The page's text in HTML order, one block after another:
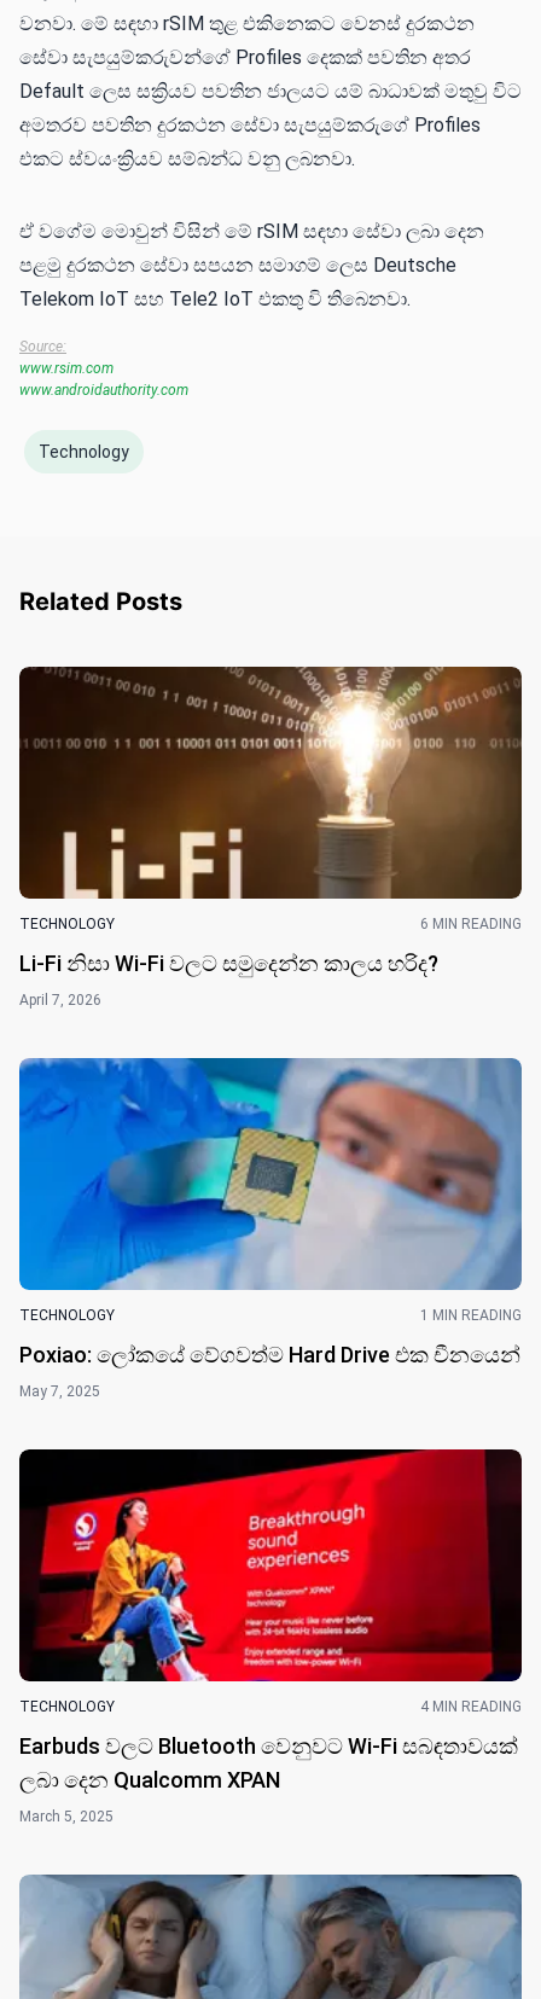
වනවා. මේ සඳහා rSIM තුළ එකිනෙකට වෙනස් දුරකථන
සේවා සැපයුම්කරුවන්ගේ Profiles දෙකක් පවතින අතර
Default ලෙස සක්‍රියව පවතින ජාලයට යම් බාධාවක් මතුවු විට
අමතරව පවතින දුරකථන සේවා සැපයුම්කරුගේ Profiles
එකට ස්වයංක්‍රියව සම්බන්ධ වනු ලබනවා.
ඒ වගේම මොවුන් විසින් මේ rSIM සඳහා සේවා ලබා දෙන
පළමු දුරකථන සේවා සපයන සමාගම් ලෙස Deutsche
Telekom IoT සහ Tele2 IoT එකතු වි තිබෙනවා.
Source:
www.rsim.com
www.androidauthority.com
Technology
Related Posts
TECHNOLOGY 6 MIN READING
Li-Fi නිසා Wi-Fi වලට සමුදෙන්න කාලය හරිද?
April 7, 2026
TECHNOLOGY 1 MIN READING
Poxiao: ලෝකයේ වේගවත්ම Hard Drive එක චීනයෙන්
May 7, 2025
TECHNOLOGY 4 MIN READING
Earbuds වල​ට Bluetooth වෙනුවට Wi-Fi සබඳතාවයක්
ලබා දෙන Qualcomm XPAN
March 5, 2025